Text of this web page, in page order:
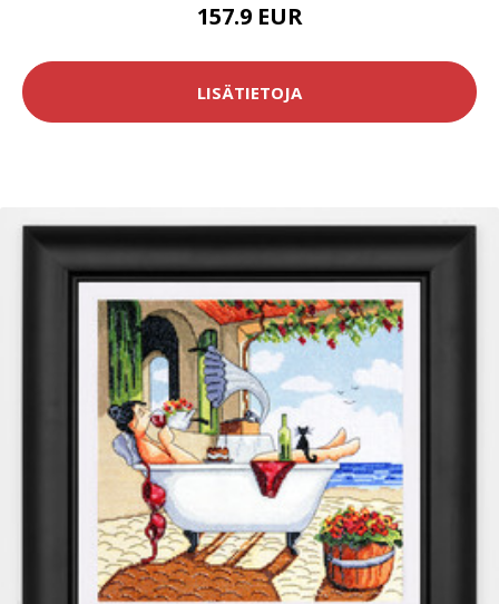
157.9 EUR
LISÄTIETOJA